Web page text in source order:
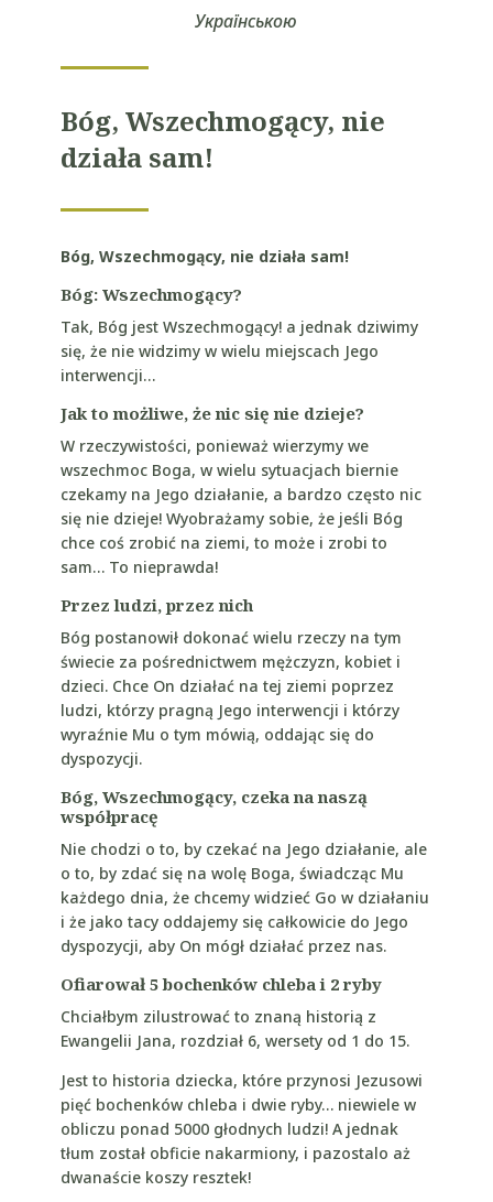
Українською
Bóg, Wszechmogący, nie
działa sam!
Bóg, Wszechmogący, nie działa sam!
Bóg: Wszechmogący?
Tak, Bóg jest Wszechmogący! a jednak dziwimy
się, że nie widzimy w wielu miejscach Jego
interwencji…
Jak to możliwe, że nic się nie dzieje?
W rzeczywistości, ponieważ wierzymy we
wszechmoc Boga, w wielu sytuacjach biernie
czekamy na Jego działanie, a bardzo często nic
się nie dzieje! Wyobrażamy sobie, że jeśli Bóg
chce coś zrobić na ziemi, to może i zrobi to
sam… To nieprawda!
Przez ludzi, przez nich
Bóg postanowił dokonać wielu rzeczy na tym
świecie za pośrednictwem mężczyzn, kobiet i
dzieci. Chce On działać na tej ziemi poprzez
ludzi, którzy pragną Jego interwencji i którzy
wyraźnie Mu o tym mówią, oddając się do
dyspozycji.
Bóg, Wszechmogący, czeka na naszą
współpracę
Nie chodzi o to, by czekać na Jego działanie, ale
o to, by zdać się na wolę Boga, świadcząc Mu
każdego dnia, że chcemy widzieć Go w działaniu
i że jako tacy oddajemy się całkowicie do Jego
dyspozycji, aby On mógł działać przez nas.
Ofiarował 5 bochenków chleba i 2 ryby
Chciałbym zilustrować to znaną historią z
Ewangelii Jana, rozdział 6, wersety od 1 do 15.
Jest to historia dziecka, które przynosi Jezusowi
pięć bochenków chleba i dwie ryby… niewiele w
obliczu ponad 5000 głodnych ludzi! A jednak
tłum został obficie nakarmiony, i pazostalo aż
dwanaście koszy resztek!